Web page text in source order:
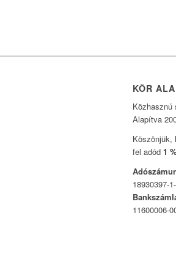
KÖR
Közhasznú
Alapítva
Köszönjük,
fel adód 1
18930397-
11600006-